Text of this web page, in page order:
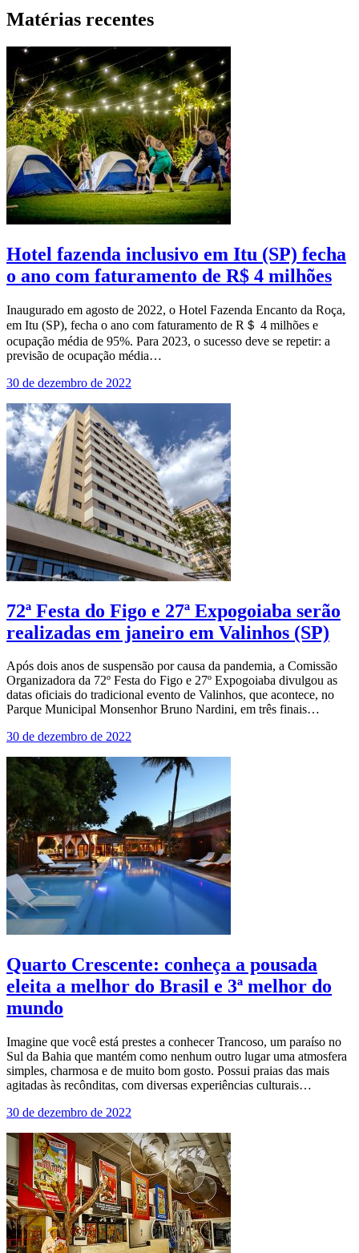
Matérias recentes
Hotel fazenda inclusivo em Itu (SP) fecha
o ano com faturamento de R$ 4 milhões
Inaugurado em agosto de 2022, o Hotel Fazenda Encanto da Roça,
em Itu (SP), fecha o ano com faturamento de R＄ 4 milhões e
ocupação média de 95%. Para 2023, o sucesso deve se repetir: a
previsão de ocupação média…
30 de dezembro de 2022
72ª Festa do Figo e 27ª Expogoiaba serão
realizadas em janeiro em Valinhos (SP)
Após dois anos de suspensão por causa da pandemia, a Comissão
Organizadora da 72º Festa do Figo e 27º Expogoiaba divulgou as
datas oficiais do tradicional evento de Valinhos, que acontece, no
Parque Municipal Monsenhor Bruno Nardini, em três finais…
30 de dezembro de 2022
Quarto Crescente: conheça a pousada
eleita a melhor do Brasil e 3ª melhor do
mundo
Imagine que você está prestes a conhecer Trancoso, um paraíso no
Sul da Bahia que mantém como nenhum outro lugar uma atmosfera
simples, charmosa e de muito bom gosto. Possui praias das mais
agitadas às recônditas, com diversas experiências culturais…
30 de dezembro de 2022